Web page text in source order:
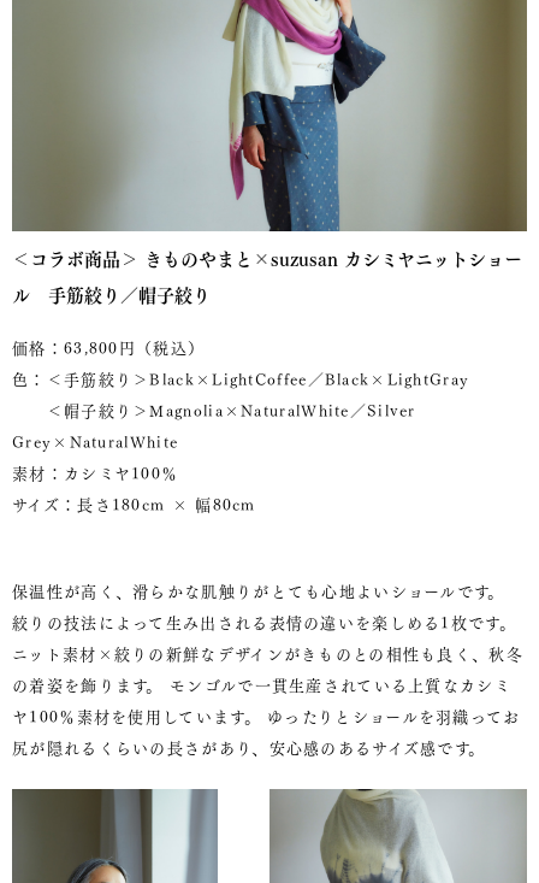
＜コラボ商品＞ きものやまと×suzusan カシミヤニットショー
ル 手筋絞り／帽子絞り
価格：63,800円（税込）
色：＜手筋絞り＞Black×LightCoffee／Black×LightGray
＜帽子絞り＞Magnolia×NaturalWhite／Silver
Grey×NaturalWhite
素材：カシミヤ100％
サイズ：長さ180cm × 幅80cm
保温性が高く、滑らかな肌触りがとても心地よいショールです。
絞りの技法によって生み出される表情の違いを楽しめる1枚です。
ニット素材×絞りの新鮮なデザインがきものとの相性も良く、秋冬
の着姿を飾ります。 モンゴルで一貫生産されている上質なカシミ
ヤ100％素材を使用しています。 ゆったりとショールを羽織ってお
尻が隠れるくらいの長さがあり、安心感のあるサイズ感です。